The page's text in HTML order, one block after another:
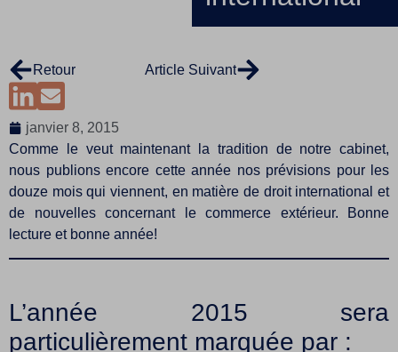
Retour Article Suivant
janvier 8, 2015
Comme le veut maintenant la tradition de notre cabinet,
nous publions encore cette année nos prévisions pour les
douze mois qui viennent, en matière de droit international et
de nouvelles concernant le commerce extérieur. Bonne
lecture et bonne année!
L’année 2015 sera
particulièrement marquée par :